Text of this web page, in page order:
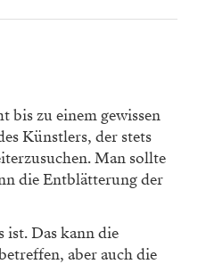
bis zu einem gewissen
Künstlers, der stets
Man sollte
die Entblätterung der
ist. Das kann die
aber auch die